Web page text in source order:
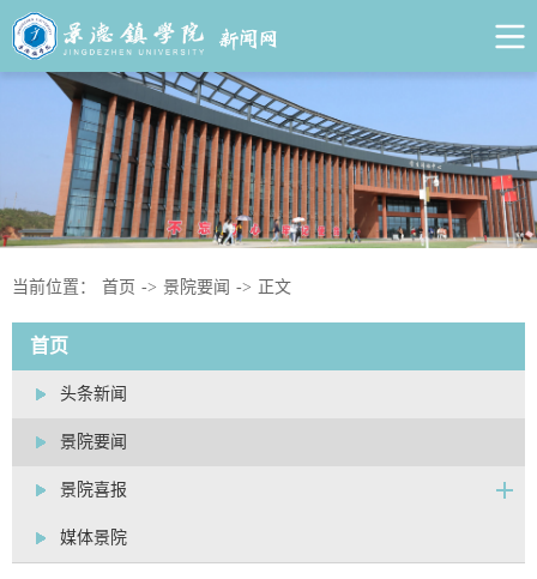
当前位置： 首页 -> 景院要闻 -> 正文
首页
头条新闻
景院要闻
景院喜报
媒体景院